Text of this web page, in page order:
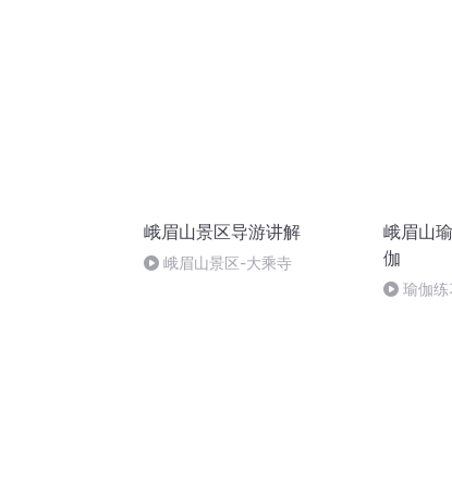
峨眉山景区导游讲解
峨眉山景区-大乘寺
峨眉山
伽
瑜伽练